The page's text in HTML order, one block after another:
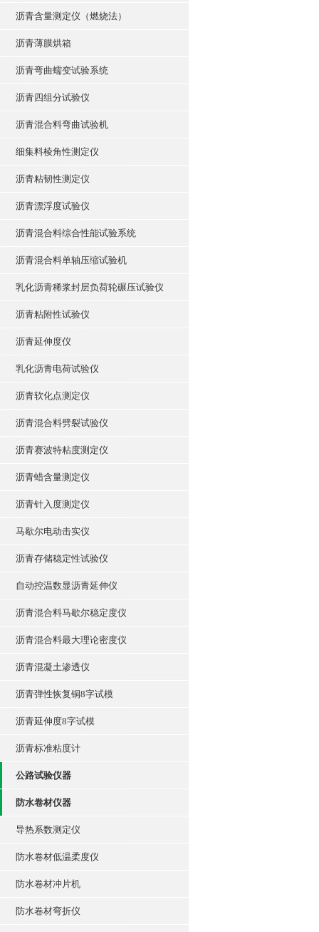
沥青含量测定仪（燃烧法）
沥青薄膜烘箱
沥青弯曲蠕变试验系统
沥青四组分试验仪
沥青混合料弯曲试验机
细集料棱角性测定仪
沥青粘韧性测定仪
沥青漂浮度试验仪
沥青混合料综合性能试验系统
沥青混合料单轴压缩试验机
乳化沥青稀浆封层负荷轮碾压试验仪
沥青粘附性试验仪
沥青延伸度仪
乳化沥青电荷试验仪
沥青软化点测定仪
沥青混合料劈裂试验仪
沥青赛波特粘度测定仪
沥青蜡含量测定仪
沥青针入度测定仪
马歇尔电动击实仪
沥青存储稳定性试验仪
自动控温数显沥青延伸仪
沥青混合料马歇尔稳定度仪
沥青混合料最大理论密度仪
沥青混凝土渗透仪
沥青弹性恢复铜8字试模
沥青延伸度8字试模
沥青标准粘度计
公路试验仪器
防水卷材仪器
导热系数测定仪
防水卷材低温柔度仪
防水卷材冲片机
防水卷材弯折仪